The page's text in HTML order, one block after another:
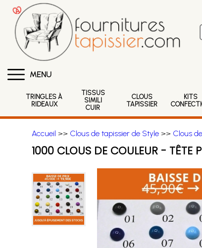
MENU
TRINGLES À
RIDEAUX
TISSUS
SIMILI
CUIR
CLOUS
TAPISSIER
KITS
Accueil >> Clous de tapissier de Style>> Clous
1000 CLOUS DE COULEUR - TÊTE